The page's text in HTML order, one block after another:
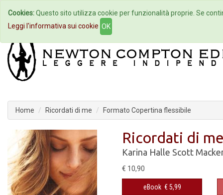
Home Autori Eventi
Home Ricordati di me Formato Copertina flessibile
Ricordati di
Karina Halle Scott
€ 10,90
eBook € 5,99
Cookies:Questo sito utilizza cookie per funzionalità proprie. Se
Leggi l'informativa sui cookie OK